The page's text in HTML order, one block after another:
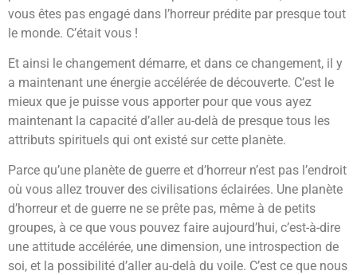
vous êtes pas engagé dans l’horreur prédite par presque tout
le monde. C’était vous !
Et ainsi le changement démarre, et dans ce changement, il y
a maintenant une énergie accélérée de découverte. C’est le
mieux que je puisse vous apporter pour que vous ayez
maintenant la capacité d’aller au-delà de presque tous les
attributs spirituels qui ont existé sur cette planète.
Parce qu’une planète de guerre et d’horreur n’est pas l’endroit
où vous allez trouver des civilisations éclairées. Une planète
d’horreur et de guerre ne se prête pas, même à de petits
groupes, à ce que vous pouvez faire aujourd’hui, c’est-à-dire
une attitude accélérée, une dimension, une introspection de
soi, et la possibilité d’aller au-delà du voile. C’est ce que nous